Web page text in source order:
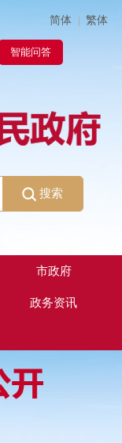
简体 | 繁体
智能问答
搜索
市政府
政务资讯